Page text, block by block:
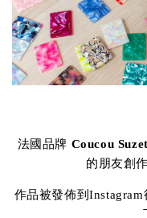
法國品牌 Coucou
的朋友創
作品被發佈到